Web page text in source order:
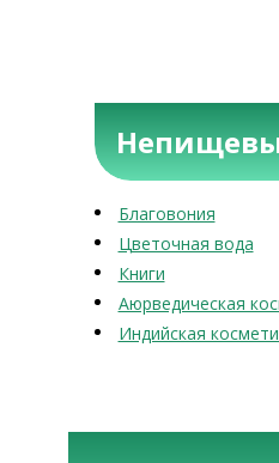
Благовония
Цветочная вода
Книги
Аюрведическая
Индийская